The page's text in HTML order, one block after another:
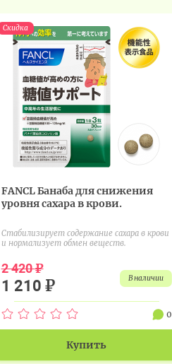
Скидка
FANCL Банаба для снижения
уровня сахара в крови.
Стабилизирует содержание сахара в крови
и нормализует обмен веществ.
2 420₽
1 210 ₽ в наличии
0
Купить